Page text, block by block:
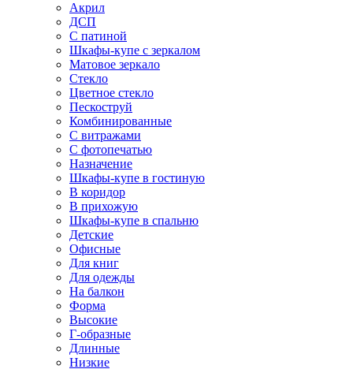
Акрил
ДСП
С патиной
Шкафы-купе с зеркалом
Матовое зеркало
Стекло
Цветное стекло
Пескоструй
Комбинированные
С витражами
С фотопечатью
Назначение
Шкафы-купе в гостиную
В коридор
В прихожую
Шкафы-купе в спальню
Детские
Офисные
Для книг
Для одежды
На балкон
Форма
Высокие
Г-образные
Длинные
Низкие